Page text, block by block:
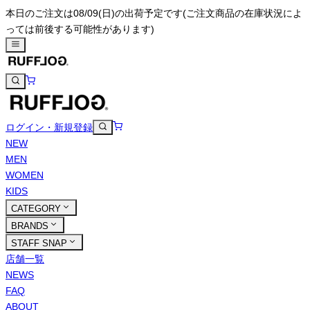
本日のご注文は08/09(日)の出荷予定です(ご注文商品の在庫状況によ
っては前後する可能性があります)
ログイン・新規登録
NEW
MEN
WOMEN
KIDS
CATEGORY
BRANDS
STAFF SNAP
店舗一覧
NEWS
FAQ
ABOUT